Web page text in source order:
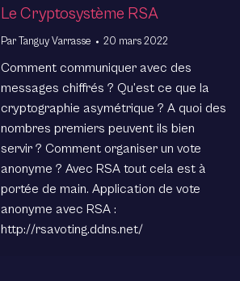
Le Cryptosystème RSA
Par Tanguy Varrasse 20 mars 2022
Comment communiquer avec des
messages chiffrés ? Qu’est ce que la
cryptographie asymétrique ? A quoi des
nombres premiers peuvent ils bien
servir ? Comment organiser un vote
anonyme ? Avec RSA tout cela est à
portée de main. Application de vote
anonyme avec RSA :
http://rsavoting.ddns.net/